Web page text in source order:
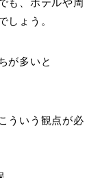
しょう。
が多いと
ういう観点が必